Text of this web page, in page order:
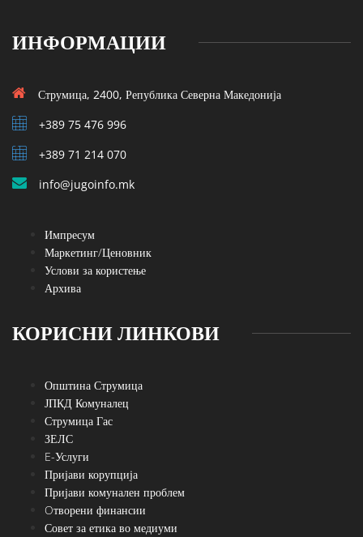
ИНФОРМАЦИИ
Струмица, 2400, Република Северна Македонија
+389 75 476 996
+389 71 214 070
info@jugoinfo.mk
Импресум
Маркетинг/Ценовник
Услови за користење
Архива
КОРИСНИ ЛИНКОВИ
Општина Струмица
ЈПКД Комуналец
Струмица Гас
ЗЕЛС
E-Услуги
Пријави корупција
Пријави комунален проблем
Oтворени финансии
Совет за етика во медиуми